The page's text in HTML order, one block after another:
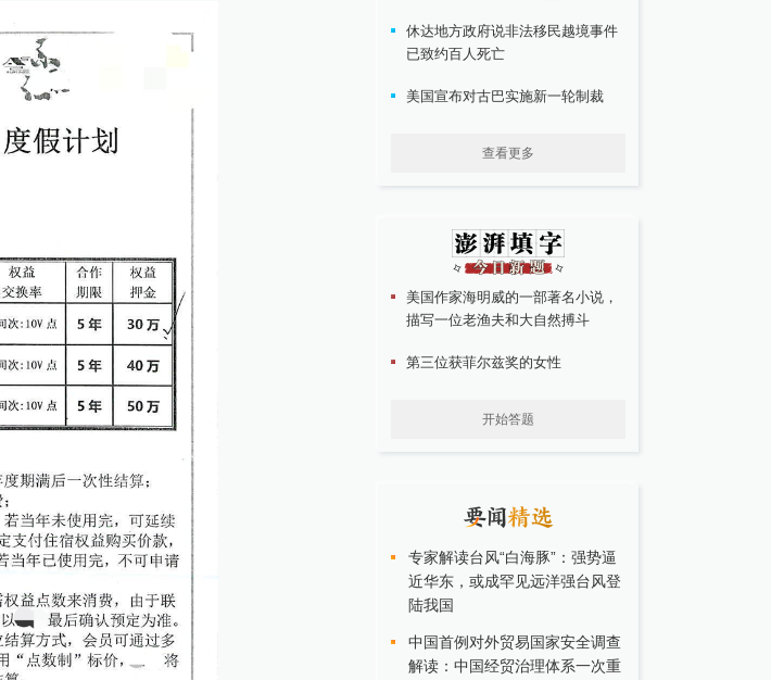
休达地方政府说非法移民越境事件
已致约百人死亡
美国宣布对古巴实施新一轮制裁
查看更多
美国作家海明威的一部著名小说，
描写一位老渔夫和大自然搏斗
第三位获菲尔兹奖的女性
开始答题
专家解读台风“白海豚”：强势逼
近华东，或成罕见远洋强台风登
陆我国
中国首例对外贸易国家安全调查
解读：中国经贸治理体系一次重